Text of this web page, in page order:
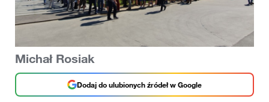
Michał Rosiak
Dodaj do ulubionych źródeł w Google